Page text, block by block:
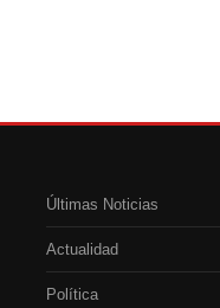
Últimas Noticias
Actualidad
Política